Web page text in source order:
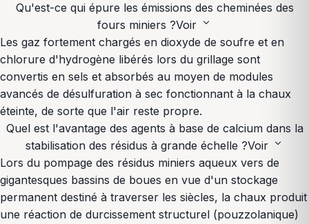
Qu'est-ce qui épure les émissions des cheminées des
fours miniers ?Voir expand_more
Les gaz fortement chargés en dioxyde de soufre et en
chlorure d'hydrogène libérés lors du grillage sont
convertis en sels et absorbés au moyen de modules
avancés de désulfuration à sec fonctionnant à la chaux
éteinte, de sorte que l'air reste propre.
Quel est l'avantage des agents à base de calcium dans la
stabilisation des résidus à grande échelle ?Voir expand_more
Lors du pompage des résidus miniers aqueux vers de
gigantesques bassins de boues en vue d'un stockage
permanent destiné à traverser les siècles, la chaux produit
une réaction de durcissement structurel (pouzzolanique)